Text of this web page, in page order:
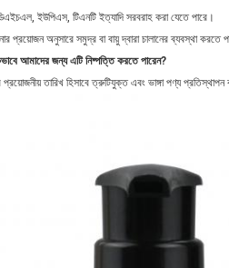
ইউপিএস, টিএনটি ইত্যাদি সরবরাহ করা যেতে পারে।
অনুসারে সমুদ্র বা বায়ু দ্বারা চালানের ব্যবস্থা করতে
আমাদের জন্য এটি নিষ্পত্তি করতে পারেন?
তারিখ হিসাবে ত্রুটিযুক্ত এবং ভাঙ্গা পণ্য